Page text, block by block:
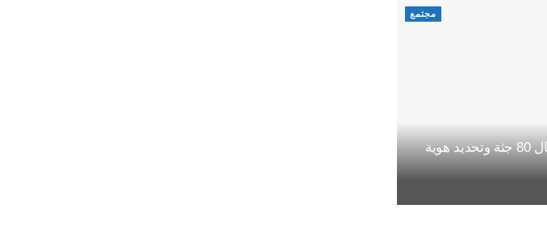
مجتمع
سلطات سبتة تعلن انتشال 80 جثة وتحديد هوية